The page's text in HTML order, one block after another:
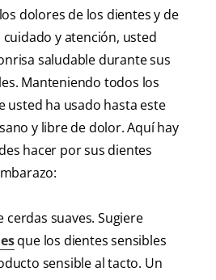
dolores de los dientes y de
y atención, usted
saludable durante sus
Manteniendo todos los
usted ha usado hasta este
y libre de dolor. Aquí hay
hacer por sus dientes
cerdas suaves. Sugiere
que los dientes sensibles
sensible al tacto. Un